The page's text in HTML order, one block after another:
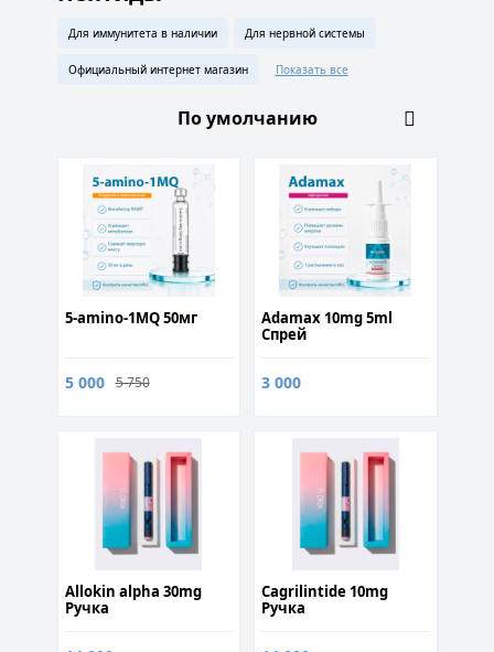
Для иммунитета в наличии Для нервной системы
Официальный интернет магазин Показать все
5-amino-1MQ 50мг
5 000 5 750
Adamax 10mg 5ml
Спрей
3 000
Allokin alpha 30mg
Ручка
Cagrilintide 10mg
Ручка